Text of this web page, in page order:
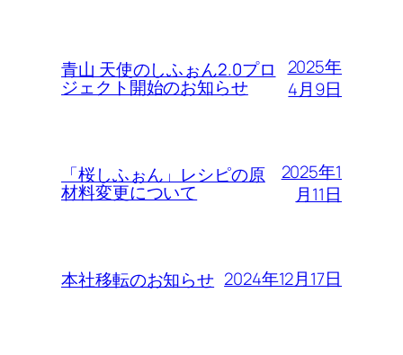
青山 天使のしふぉん2.0プロ
ジェクト開始のお知らせ
2025年
4月9日
「桜しふぉん」レシピの原
材料変更について
2025年1
月11日
本社移転のお知らせ 2024年12月17日